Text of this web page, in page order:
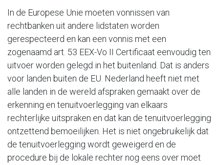
In de Europese Unie moeten vonnissen van
rechtbanken uit andere lidstaten worden
gerespecteerd en kan een vonnis met een
zogenaamd art. 53 EEX-Vo II Certificaat eenvoudig ten
uitvoer worden gelegd in het buitenland. Dat is anders
voor landen buiten de EU. Nederland heeft niet met
alle landen in de wereld afspraken gemaakt over de
erkenning en tenuitvoerlegging van elkaars
rechterlijke uitspraken en dat kan de tenuitvoerlegging
ontzettend bemoeilijken. Het is niet ongebruikelijk dat
de tenuitvoerlegging wordt geweigerd en de
procedure bij de lokale rechter nog eens over moet